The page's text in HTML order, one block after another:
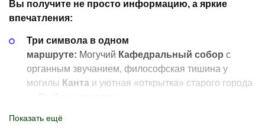
Вы получите не просто информацию, а яркие
впечатления:
Три символа в одном
маршруте: Могучий Кафедральный собор с
органным звучанием, философская тишина у
могилы Канта и уютная «открытка» старого города
Живые истории,
Показать ещё